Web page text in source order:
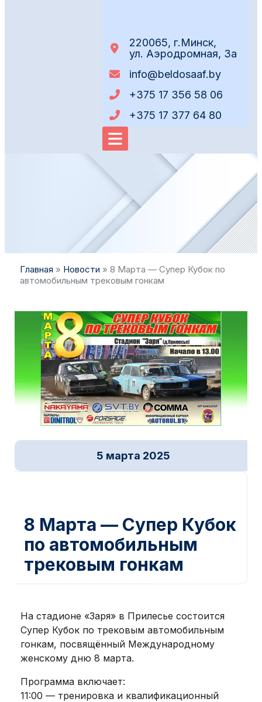
220065, г.Минск,
ул. Аэродромная, 3а
info@beldosaaf.by
+375 17 356 58 06
+375 17 377 64 80
Главная » Новости » 8 Марта — Супер Кубок по
автомобильным трековым гонкам
5 марта 2025
8 Марта — Супер Кубок
по автомобильным
трековым гонкам
На стадионе «Заря» в Прилесье состоится
Супер Кубок по трековым автомобильным
гонкам, посвящённый Международному
женскому дню 8 марта.
Программа включает:
11:00 — тренировка и квалификационный